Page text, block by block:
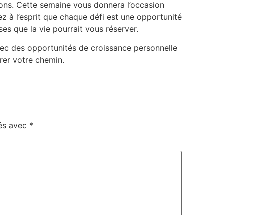
Cette semaine vous donnera l’occasion
à l’esprit que chaque défi est une opportunité
que la vie pourrait vous réserver.
des opportunités de croissance personnelle
votre chemin.
avec *